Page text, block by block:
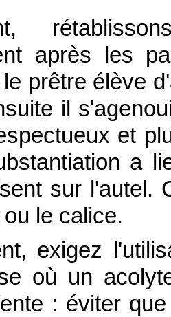
après les
prêtre élève
il
et
a
sur l'autel.
le calice.
exigez
où un
: éviter